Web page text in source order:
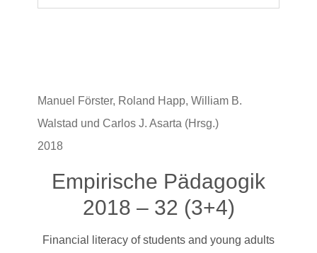
Manuel Förster, Roland Happ, William B.
Walstad und Carlos J. Asarta (Hrsg.)
2018
Empirische Pädagogik
2018 – 32 (3+4)
Financial literacy of students and young adults